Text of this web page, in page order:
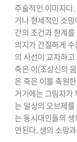
주술적인 이미지다
거나 현세적인 소
간의 조건과 한계
의지가 간절하게
의 시선이 교차하
죽은 이(조상신의
은 죽은 이를 축원
거기에는 그림자가
는 일상의 오브제
는 동시대인들의
연된다. 생의 소망